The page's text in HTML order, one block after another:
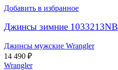
Добавить в избранное
Джинсы зимние 1033213NB
Джинсы мужские Wrangler
14 490 ₽
Wrangler